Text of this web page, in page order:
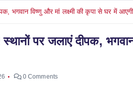
भगवान विष्णु और मां लक्ष्मी की कृपा से घर में
पर जलाएं दीपक,
0 Comments